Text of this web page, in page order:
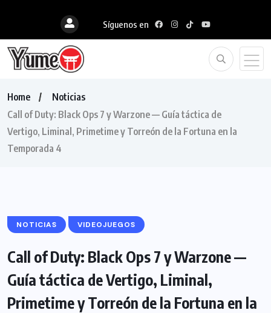
Síguenos en
Home
Noticias
Call of Duty: Black Ops 7 y Warzone — Guía táctica de
Vertigo, Liminal, Primetime y Torreón de la Fortuna en la
Temporada 4
NOTICIAS VIDEOJUEGOS
Call of Duty: Black Ops 7 y Warzone —
Guía táctica de Vertigo, Liminal,
Primetime y Torreón de la Fortuna en la